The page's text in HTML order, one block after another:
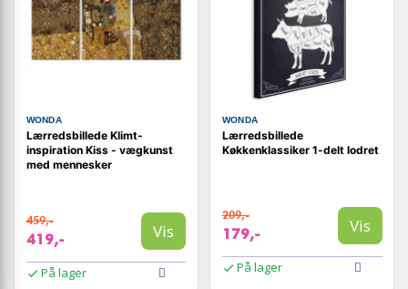
WONDA
Lærredsbillede Klimt-
inspiration Kiss - vægkunst
med mennesker
459,-
419,- Vis
På lager
WONDA
Lærredsbillede
Køkkenklassiker 1-delt lodret
209,-
179,- Vis
På lager